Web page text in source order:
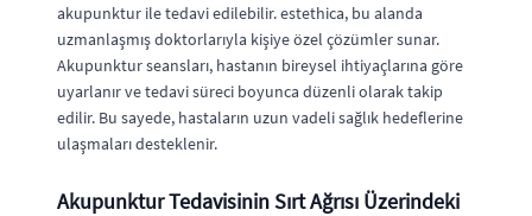
akupunktur ile tedavi edilebilir. estethica, bu alanda
uzmanlaşmış doktorlarıyla kişiye özel çözümler sunar.
Akupunktur seansları, hastanın bireysel ihtiyaçlarına göre
uyarlanır ve tedavi süreci boyunca düzenli olarak takip
edilir. Bu sayede, hastaların uzun vadeli sağlık hedeflerine
ulaşmaları desteklenir.
Akupunktur Tedavisinin Sırt Ağrısı Üzerindeki